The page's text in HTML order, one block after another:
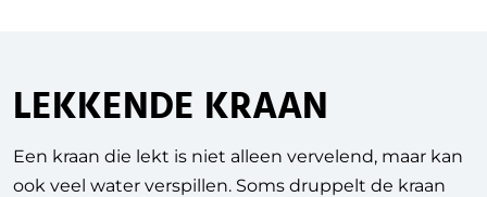
LEKKENDE KRAAN
Een kraan die lekt is niet alleen vervelend, maar kan
ook veel water verspillen. Soms druppelt de kraan